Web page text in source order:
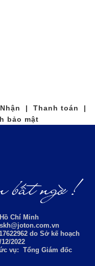
| Thanh toán |
bảo mật
Chí Minh
do Sở kế hoạch
2022
vụ: Tổng Giám đốc